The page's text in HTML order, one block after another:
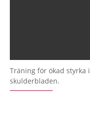
Träning för ökad
skulderbladen.